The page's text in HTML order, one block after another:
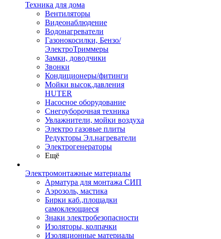
Техника для дома
Вентиляторы
Видеонаблюдение
Водонагреватели
Газонокосилки, Бензо/
ЭлектроТриммеры
Замки, доводчики
Звонки
Кондиционеры/фитинги
Мойки высок.давления
HUTER
Насосное оборудование
Снегоуборочная техника
Увлажнители, мойки воздуха
Электро газовые плиты
Редукторы Эл.нагреватели
Электрогенераторы
Ещё
Электромонтажные материалы
Арматура для монтажа СИП
Аэрозоль, мастика
Бирки каб.,площадки
самоклеющиеся
Знаки электробезопасности
Изоляторы, колпачки
Изоляционные материалы